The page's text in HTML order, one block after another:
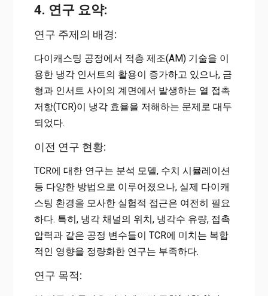
4. 연구 요약:
연구 주제의 배경:
다이캐스팅 공정에서 적층 제조(AM) 기술을 이
용한 냉각 인서트의 활용이 증가하고 있으나, 금
형과 인서트 사이의 계면에서 발생하는 열 접촉
저항(TCR)이 냉각 효율을 저해하는 문제로 대두
되었다.
이전 연구 현황:
TCR에 대한 연구는 분석 모델, 수치 시뮬레이션
등 다양한 방법으로 이루어졌으나, 실제 다이캐
스팅 환경을 모사한 실험적 접근은 여전히 필요
하다. 특히, 냉각 채널의 위치, 냉각수 유량, 접촉
압력과 같은 공정 변수들이 TCR에 미치는 복합
적인 영향을 정량화한 연구는 부족하다.
연구 목적: